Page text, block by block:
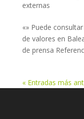
externas
«» Puede
de valores en
de prensa
« Entradas más